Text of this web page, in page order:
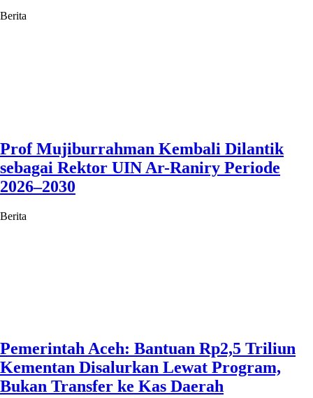
Berita
Prof Mujiburrahman Kembali Dilantik
sebagai Rektor UIN Ar-Raniry Periode
2026–2030
Berita
Pemerintah Aceh: Bantuan Rp2,5 Triliun
Kementan Disalurkan Lewat Program,
Bukan Transfer ke Kas Daerah